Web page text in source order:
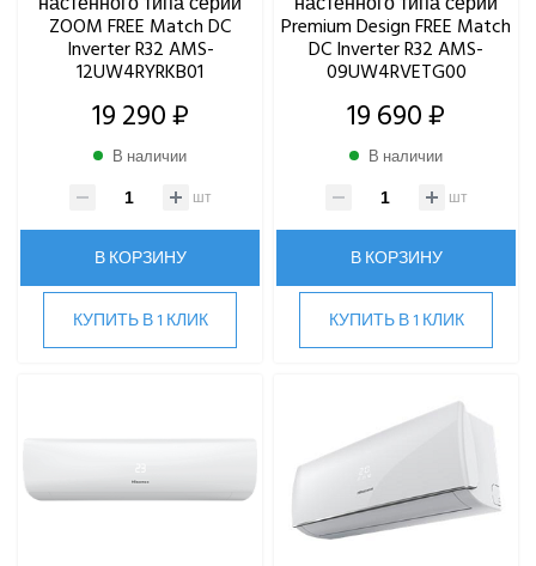
ZOOM FREE Match DC
Inverter R32 AMS-
12UW4RYRKB01
19 290 ₽
В наличии
шт
В КОРЗИНУ
КУПИТЬ В 1 КЛИК
Premium Design FREE Match
DC Inverter R32 AMS-
09UW4RVETG00
19 690 ₽
В наличии
шт
В КОРЗИНУ
КУПИТЬ В 1 КЛИК